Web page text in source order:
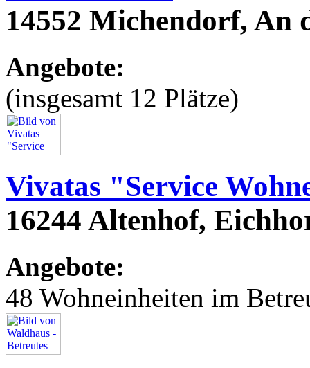
14552 Michendorf, An
Angebote:
(insgesamt 12 Plätze)
Vivatas "Service
16244 Altenhof,
Angebote:
48 Wohneinheiten im